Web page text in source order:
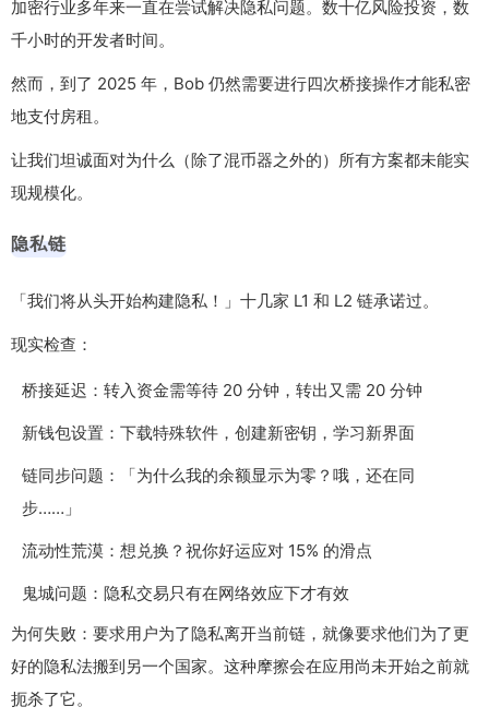
加密行业多年来一直在尝试解决隐私问题。数十亿风险投资，数
千小时的开发者时间。
然而，到了 2025 年，Bob 仍然需要进行四次桥接操作才能私密
地支付房租。
让我们坦诚面对为什么（除了混币器之外的）所有方案都未能实
现规模化。
隐私链
「我们将从头开始构建隐私！」十几家 L1 和 L2 链承诺过。
现实检查：
桥接延迟：转入资金需等待 20 分钟，转出又需 20 分钟
新钱包设置：下载特殊软件，创建新密钥，学习新界面
链同步问题：「为什么我的余额显示为零？哦，还在同
步……」
流动性荒漠：想兑换？祝你好运应对 15% 的滑点
鬼城问题：隐私交易只有在网络效应下才有效
为何失败：要求用户为了隐私离开当前链，就像要求他们为了更
好的隐私法搬到另一个国家。这种摩擦会在应用尚未开始之前就
扼杀了它。